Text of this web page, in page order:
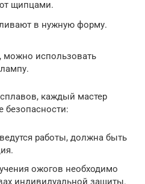
щипцами.
в нужную форму.
можно использовать
каждый мастер
безопасности:
работы, должна быть
ожогов необходимо
индивидуальной защиты.